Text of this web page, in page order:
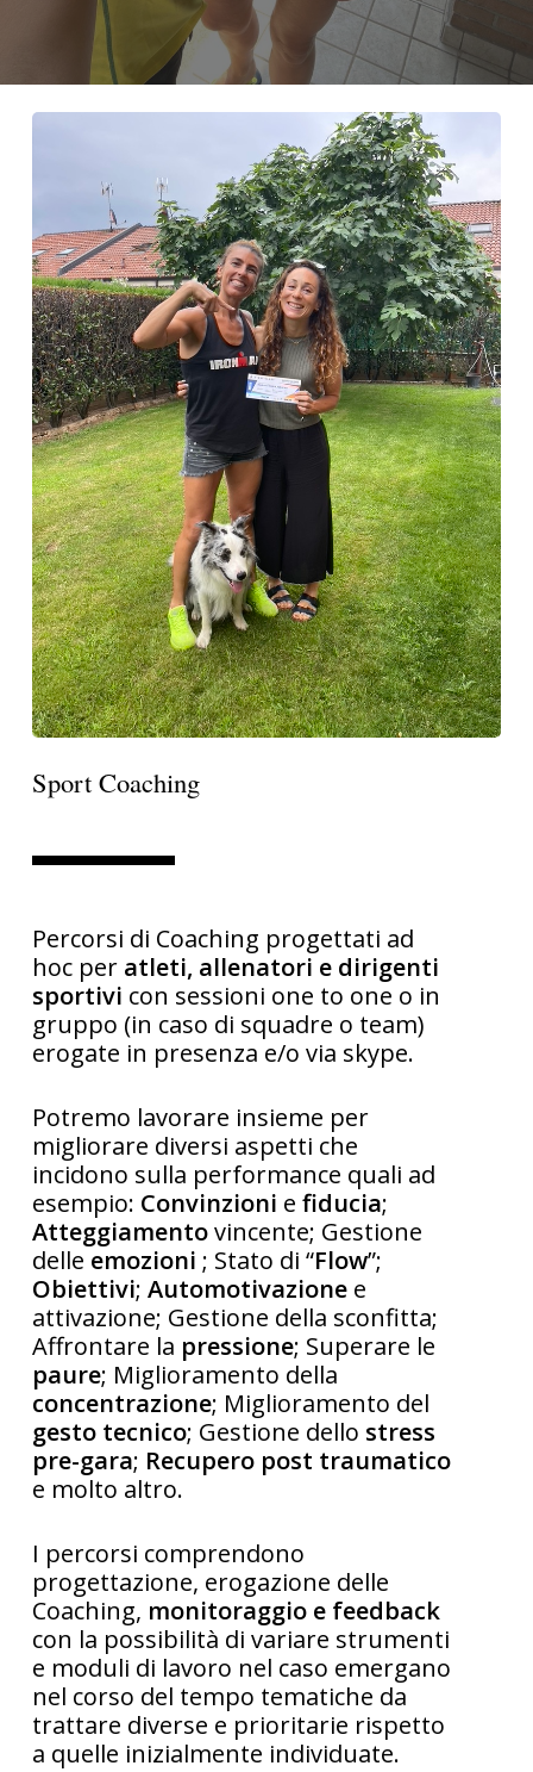
Sport Coaching
Percorsi di Coaching progettati ad
hoc per atleti, allenatori e dirigenti
sportivi con sessioni one to one o in
gruppo (in caso di squadre o team)
erogate in presenza e/o via skype.
Potremo lavorare insieme per
migliorare diversi aspetti che
incidono sulla performance quali ad
esempio: Convinzioni e fiducia;
Atteggiamentovincente; Gestione
delle emozioni ; Stato di “Flow”;
Obiettivi; Automotivazionee
attivazione; Gestione della sconfitta;
Affrontare la pressione; Superare le
paure; Miglioramento della
concentrazione; Miglioramento del
gesto tecnico; Gestione dello stress
pre-gara; Recupero post traumatico
e molto altro.
I percorsi comprendono
progettazione, erogazione delle
Coaching, monitoraggio e feedback
con la possibilità di variare strumenti
e moduli di lavoro nel caso emergano
nel corso del tempo tematiche da
trattare diverse e prioritarie rispetto
a quelle inizialmente individuate.